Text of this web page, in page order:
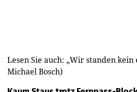
Lesen Sie auch: „Wir standen kein
Michael Bosch)